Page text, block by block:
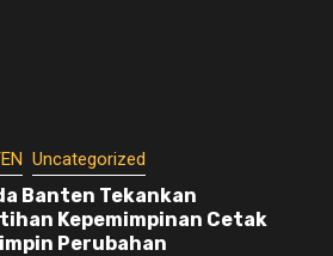
Uncategorized
Banten Tekankan
Kepemimpinan Cetak
Perubahan